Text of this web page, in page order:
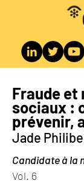
Fraude et
sociaux :
prévenir,
Jade
Candidate à la
Vol. 6